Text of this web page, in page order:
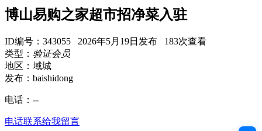
博山易购之家超市招净菜入驻
ID编号：343055 2026年5月19日发布 183次查看
类型： 验证会员
地区：域城
发布：baishidong
电话： --
电话联系给我留言